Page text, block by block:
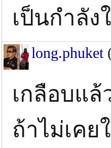
เป็นกำลัง
long.phuket
เกลือบแล้
ถ้าไม่เคย